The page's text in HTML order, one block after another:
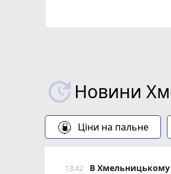
Новини
Ціни на пальне
13:42 В Хмельницькому